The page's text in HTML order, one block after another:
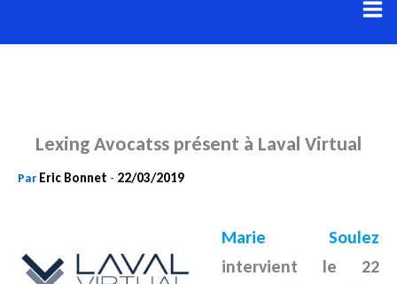
au
Lexing Avocatss présent à Laval Virtual
Par Eric Bonnet - 22/03/2019
Marie Soulez
intervient le 22